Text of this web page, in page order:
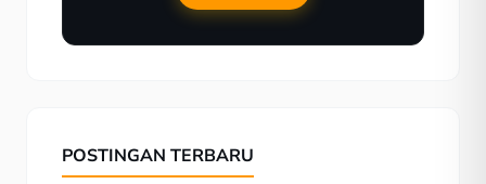
POSTINGAN TERBARU